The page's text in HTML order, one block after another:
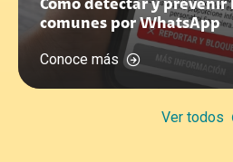
Cómo detectar y prevenir
comunes por WhatsApp
Conoce más
Ver todos